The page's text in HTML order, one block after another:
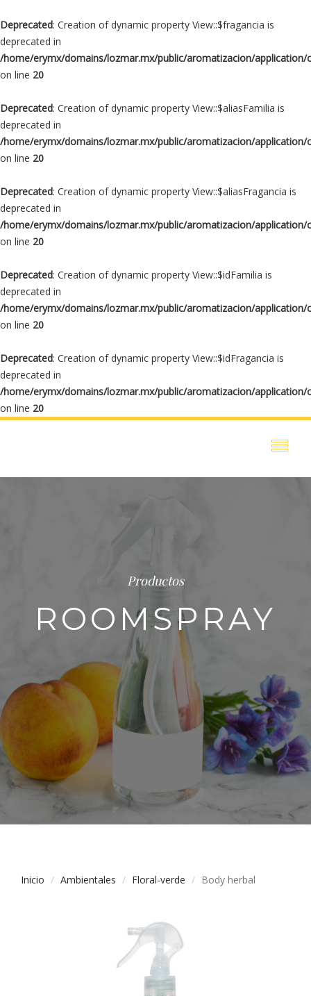
Deprecated: Creation of dynamic property View::$fragancia is
deprecated in
/home/erymx/domains/lozmar.mx/public/aromatizacion/application/
on line 20
Deprecated: Creation of dynamic property View::$aliasFamilia is
deprecated in
/home/erymx/domains/lozmar.mx/public/aromatizacion/application/
on line 20
Deprecated: Creation of dynamic property View::$aliasFragancia is
deprecated in
/home/erymx/domains/lozmar.mx/public/aromatizacion/application/
on line 20
Deprecated: Creation of dynamic property View::$idFamilia is
deprecated in
/home/erymx/domains/lozmar.mx/public/aromatizacion/application/
on line 20
Deprecated: Creation of dynamic property View::$idFragancia is
deprecated in
/home/erymx/domains/lozmar.mx/public/aromatizacion/application/
on line 20
Productos
ROOMSPRAY
Inicio Ambientales Floral-verde Body herbal